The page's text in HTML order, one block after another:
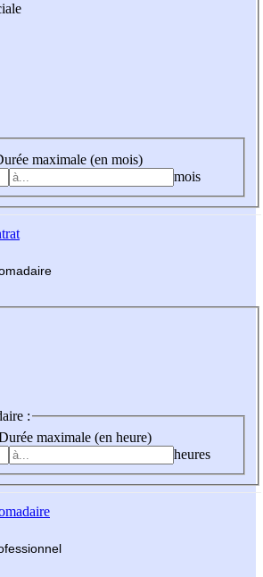
maximale (en mois)
mois
madaire
:
maximale (en heure)
heures
fessionnel